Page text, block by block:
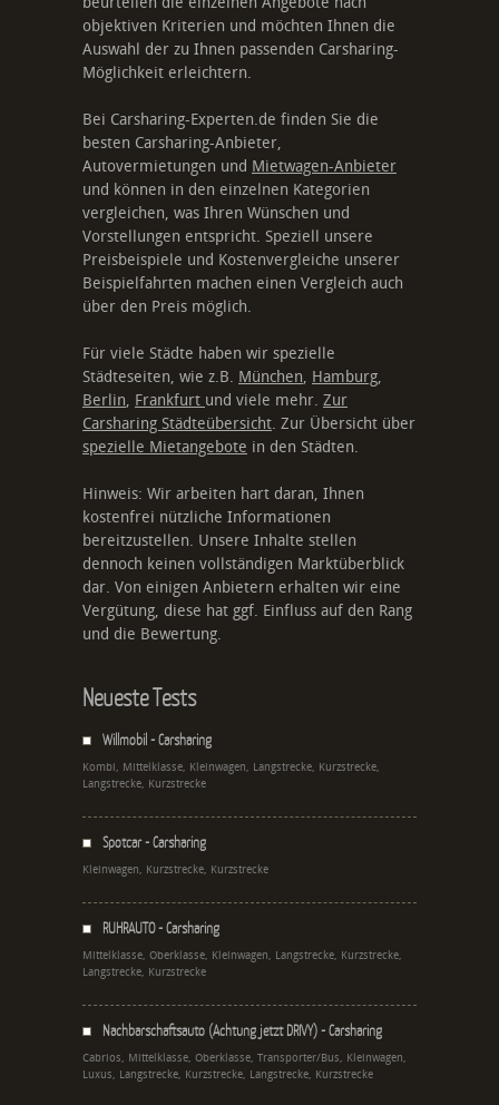
objektiven Kriterien und möchten Ihnen die
Auswahl der zu Ihnen passenden Carsharing-
Möglichkeit erleichtern.
Bei Carsharing-Experten.de finden Sie die
besten Carsharing-Anbieter,
Autovermietungen und Mietwagen-Anbieter
und können in den einzelnen Kategorien
vergleichen, was Ihren Wünschen und
Vorstellungen entspricht. Speziell unsere
Preisbeispiele und Kostenvergleiche unserer
Beispielfahrten machen einen Vergleich auch
über den Preis möglich.
Für viele Städte haben wir spezielle
Städteseiten, wie z.B. München, Hamburg,
Berlin, Frankfurt und viele mehr. Zur
Carsharing Städteübersicht. Zur Übersicht über
spezielle Mietangebote in den Städten.
Hinweis: Wir arbeiten hart daran, Ihnen
kostenfrei nützliche Informationen
bereitzustellen. Unsere Inhalte stellen
dennoch keinen vollständigen Marktüberblick
dar. Von einigen Anbietern erhalten wir eine
Vergütung, diese hat ggf. Einfluss auf den Rang
und die Bewertung.
Neueste Tests
Willmobil - Carsharing
Kombi, Mittelklasse, Kleinwagen, Langstrecke, Kurzstrecke,
Langstrecke, Kurzstrecke
Spotcar - Carsharing
Kleinwagen, Kurzstrecke, Kurzstrecke
RUHRAUTO - Carsharing
Mittelklasse, Oberklasse, Kleinwagen, Langstrecke, Kurzstrecke,
Langstrecke, Kurzstrecke
Nachbarschaftsauto (Achtung jetzt DRIVY) - Carsharing
Cabrios, Mittelklasse, Oberklasse, Transporter/Bus, Kleinwagen,
Luxus, Langstrecke, Kurzstrecke, Langstrecke, Kurzstrecke